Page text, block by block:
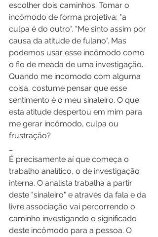
escolher dois caminhos. Tomar o
incômodo de forma projetiva: "a
culpa é do outro". "Me sinto assim por
causa da atitude de fulano". Mas
podemos usar esse incômodo como
o fio de meada de uma investigação.
Quando me incomodo com alguma
coisa, costume pensar que esse
sentimento é o meu sinaleiro. O que
esta atitude despertou em mim para
me gerar incômodo, culpa ou
frustração?
É precisamente aí que começa o
trabalho analítico, o de investigação
interna. O analista trabalha a partir
deste "sinaleiro" e através da fala e da
livre associação vai percorrendo o
caminho investigando o significado
deste incômodo para a pessoa. O